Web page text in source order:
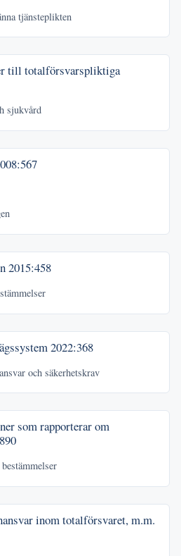
tjänsteplikten
till totalförsvarspliktiga
sjukvård
2015:458
2022:368
och säkerhetskrav
som rapporterar om
inom totalförsvaret, m.m.